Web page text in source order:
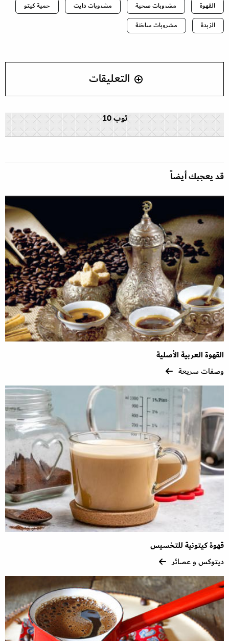
القهوة
مشروبات صحية مشروبات دايت
حمية كيتو
الزبدة
مشروبات ساخنة
التعليقات
توب 10
قد يعجبك أيضاً
القهوة العربية الأصلية
وصفات سريعة
قهوة كيتونية للتخسيس
ديتوكس و عصائر